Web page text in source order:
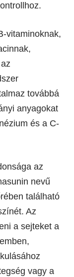
vitaminoknak,
továbbá
anyagokat
és a C-
az
nevű
található
Az
a sejteket a
vagy a